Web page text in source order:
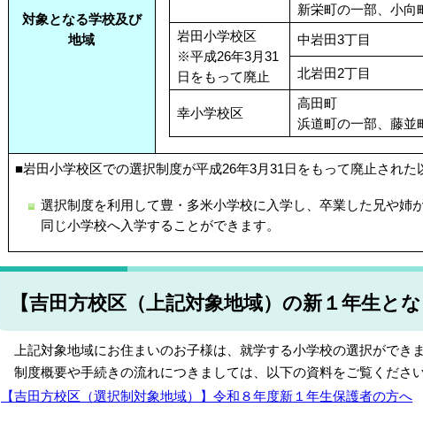
対象となる学校及び
地域
新栄町の一部、小向
岩田小学校区
※平成26年3月31
日をもって廃止
中岩田3丁目
北岩田2丁目
幸小学校区
高田町
浜道町の一部、藤並
■岩田小学校区での選択制度が平成26年3月31日をもって廃止され
選択制度を利用して豊・多米小学校に入学し、卒業した兄や姉
同じ小学校へ入学することができます。
【吉田方校区（上記対象地域）の新１年生とな
上記対象地域にお住まいのお子様は、就学する小学校の選択ができま
制度概要や手続きの流れにつきましては、以下の資料をご覧ください
【吉田方校区（選択制対象地域）】令和８年度新１年生保護者の方へ